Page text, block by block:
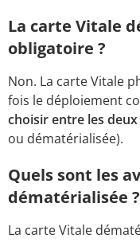
La carte Vitale
obligatoire ?
Non. La carte Vitale
fois le déploiement
choisir entre les
ou dématérialisée).
Quels sont les
dématérialisée ?
La carte Vitale